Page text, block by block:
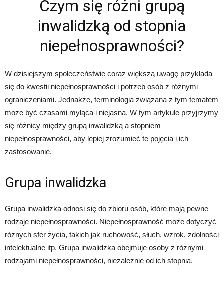
Czym się różni grupą
inwalidzką od stopnia
niepełnosprawności?
W dzisiejszym społeczeństwie coraz większą uwagę przykłada
się do kwestii niepełnosprawności i potrzeb osób z różnymi
ograniczeniami. Jednakże, terminologia związana z tym tematem
może być czasami myląca i niejasna. W tym artykule przyjrzymy
się różnicy między grupą inwalidzką a stopniem
niepełnosprawności, aby lepiej zrozumieć te pojęcia i ich
zastosowanie.
Grupa inwalidzka
Grupa inwalidzka odnosi się do zbioru osób, które mają pewne
rodzaje niepełnosprawności. Niepełnosprawność może dotyczyć
różnych sfer życia, takich jak ruchowość, słuch, wzrok, zdolności
intelektualne itp. Grupa inwalidzka obejmuje osoby z różnymi
rodzajami niepełnosprawności, niezależnie od ich stopnia.